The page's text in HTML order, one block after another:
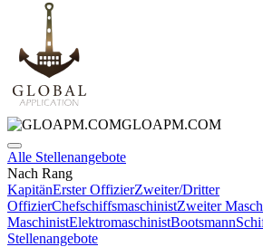
GLOAPM.COM
Alle Stellenangebote
Nach Rang
KapitänErster OffizierZweiter/Dritter
OffizierChefschiffsmaschinistZweiter
MaschinistElektromaschinistBootsmann
Stellenangebote